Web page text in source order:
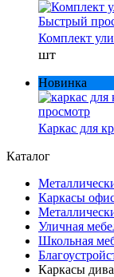
Быстрый
Комплект
шт
Новинка
просмотр
Каркас для
Каталог
Каркасы
Уличная
Школьная
Каркасы